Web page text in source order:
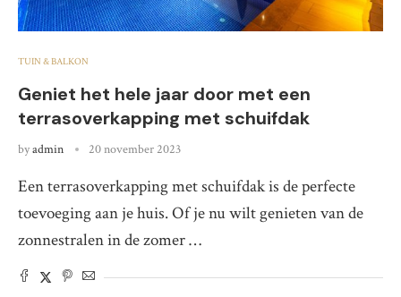
TUIN & BALKON
Geniet het hele jaar door met een
terrasoverkapping met schuifdak
byadmin 20 november 2023
Een terrasoverkapping met schuifdak is de perfecte
toevoeging aan je huis. Of je nu wilt genieten van de
zonnestralen in de zomer …